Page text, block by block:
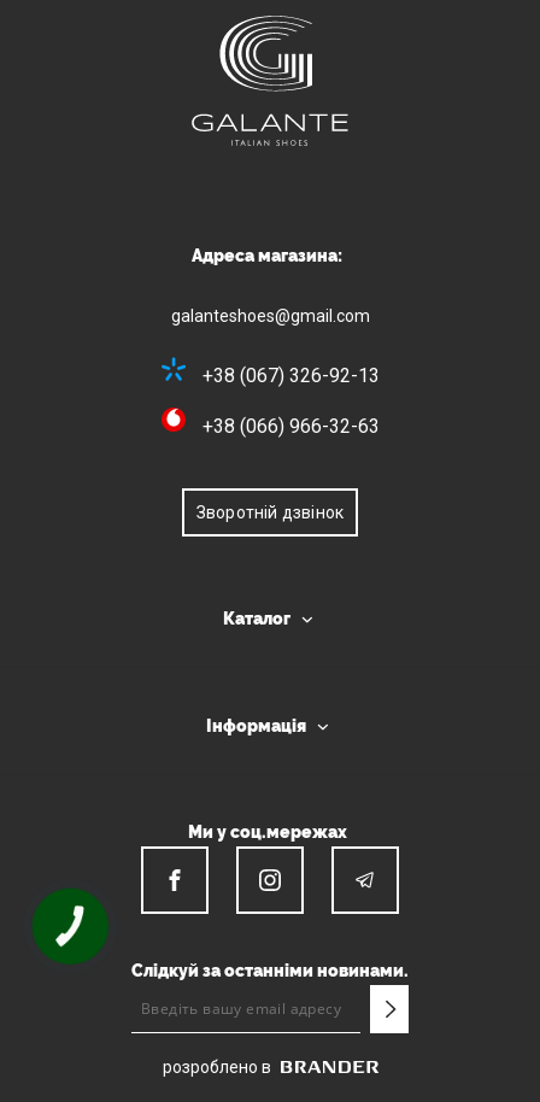
Адреса магазина:
galanteshoes@gmail.com
+38 (067) 326-92-13
+38 (066) 966-32-63
Зворотній дзвінок
Каталог
Інформація
Ми у соц.мережах
Слідкуй за останніми новинами.
розроблено в
КНОПКА
ЗВ'ЯЗКУ